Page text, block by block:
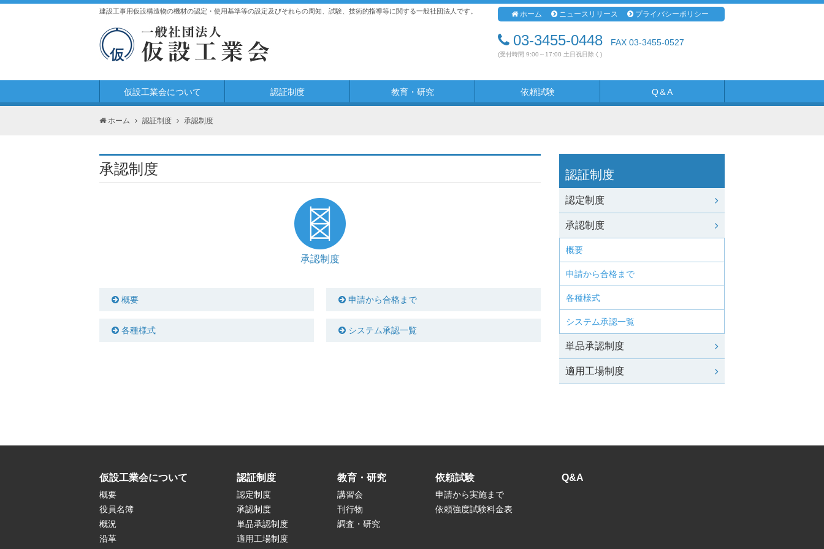
建設工事用仮設構造物の機材の認定・使用基準等の設定及びそれらの周知、試験、技術的指導等に関する一般社団法人です。 ホーム ニュースリリース プライバシーポリシー
03-3455-0448 FAX 03-3455-0527
(受付時間 9:00～17:00 土日祝日除く)
仮設工業会について 認証制度 教育・研究 依頼試験 Q＆A
ホーム 認証制度 承認制度
承認制度
承認制度
概要 申請から合格まで
各種様式 システム承認一覧
認証制度
認定制度
承認制度
概要
申請から合格まで
各種様式
システム承認一覧
単品承認制度
適用工場制度
仮設工業会について
概要
役員名簿
概況
沿革
認証制度
認定制度
承認制度
単品承認制度
適用工場制度
教育・研究
講習会
刊行物
調査・研究
依頼試験
申請から実施まで
依頼強度試験料金表
Q&A